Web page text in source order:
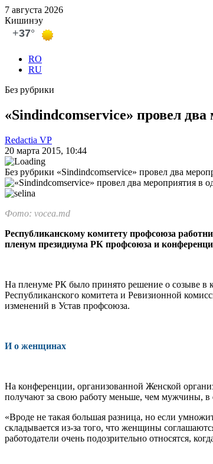
7 августа 2026
Кишинэу
RO
RU
Без рубрики
«Sindindcomservice» провел
Redactia VP
20 марта 2015, 10:44
Без рубрики «Sindindcomservice» провел два
Фото: vocea.md
Республиканскому комитету профсоюза
пленум президиума РК профсо­юза и
На пленуме РК было принято реше­ние о созыве в
Республикан­ского комитета и Ревизионной
изменений в Устав профсоюза.
И о женщинах
На конференции, организованной Жен­ской
получают за свою работу меньше, чем мужчины, в
«Вроде не такая большая разница, но если
складывается из-за того, что женщины
работодатели очень подозрительно относятся,